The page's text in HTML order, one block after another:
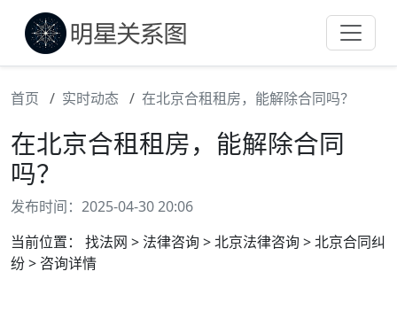
首页 实时动态 在北京合租租房，能解除合同吗？
在北京合租租房，能解除合同
吗？
发布时间：2025-04-30 20:06
当前位置： 找法网 > 法律咨询 > 北京法律咨询 > 北京合同纠
纷 > 咨询详情